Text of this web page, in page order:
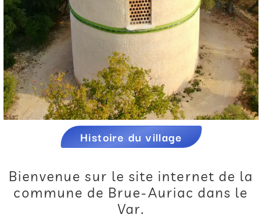
Histoire du village
Bienvenue sur le site internet de la
commune de Brue-Auriac dans le
Var.